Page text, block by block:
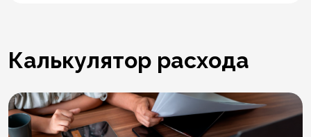
Калькулятор расхода